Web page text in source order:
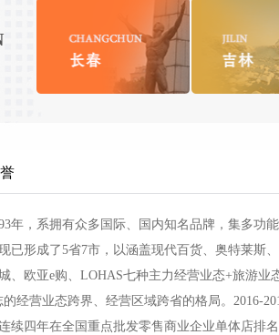
年，系拥有众多国际、国内知名品牌，集多功
已形成了5省7市，以涵盖现代百货、奥特莱斯
、欧亚e购、LOHAS七种主力经营业态+旅游业
的经营业态跨界、经营区域跨省的格局。2016-
续四年在全国重点批发零售商业企业单体店排